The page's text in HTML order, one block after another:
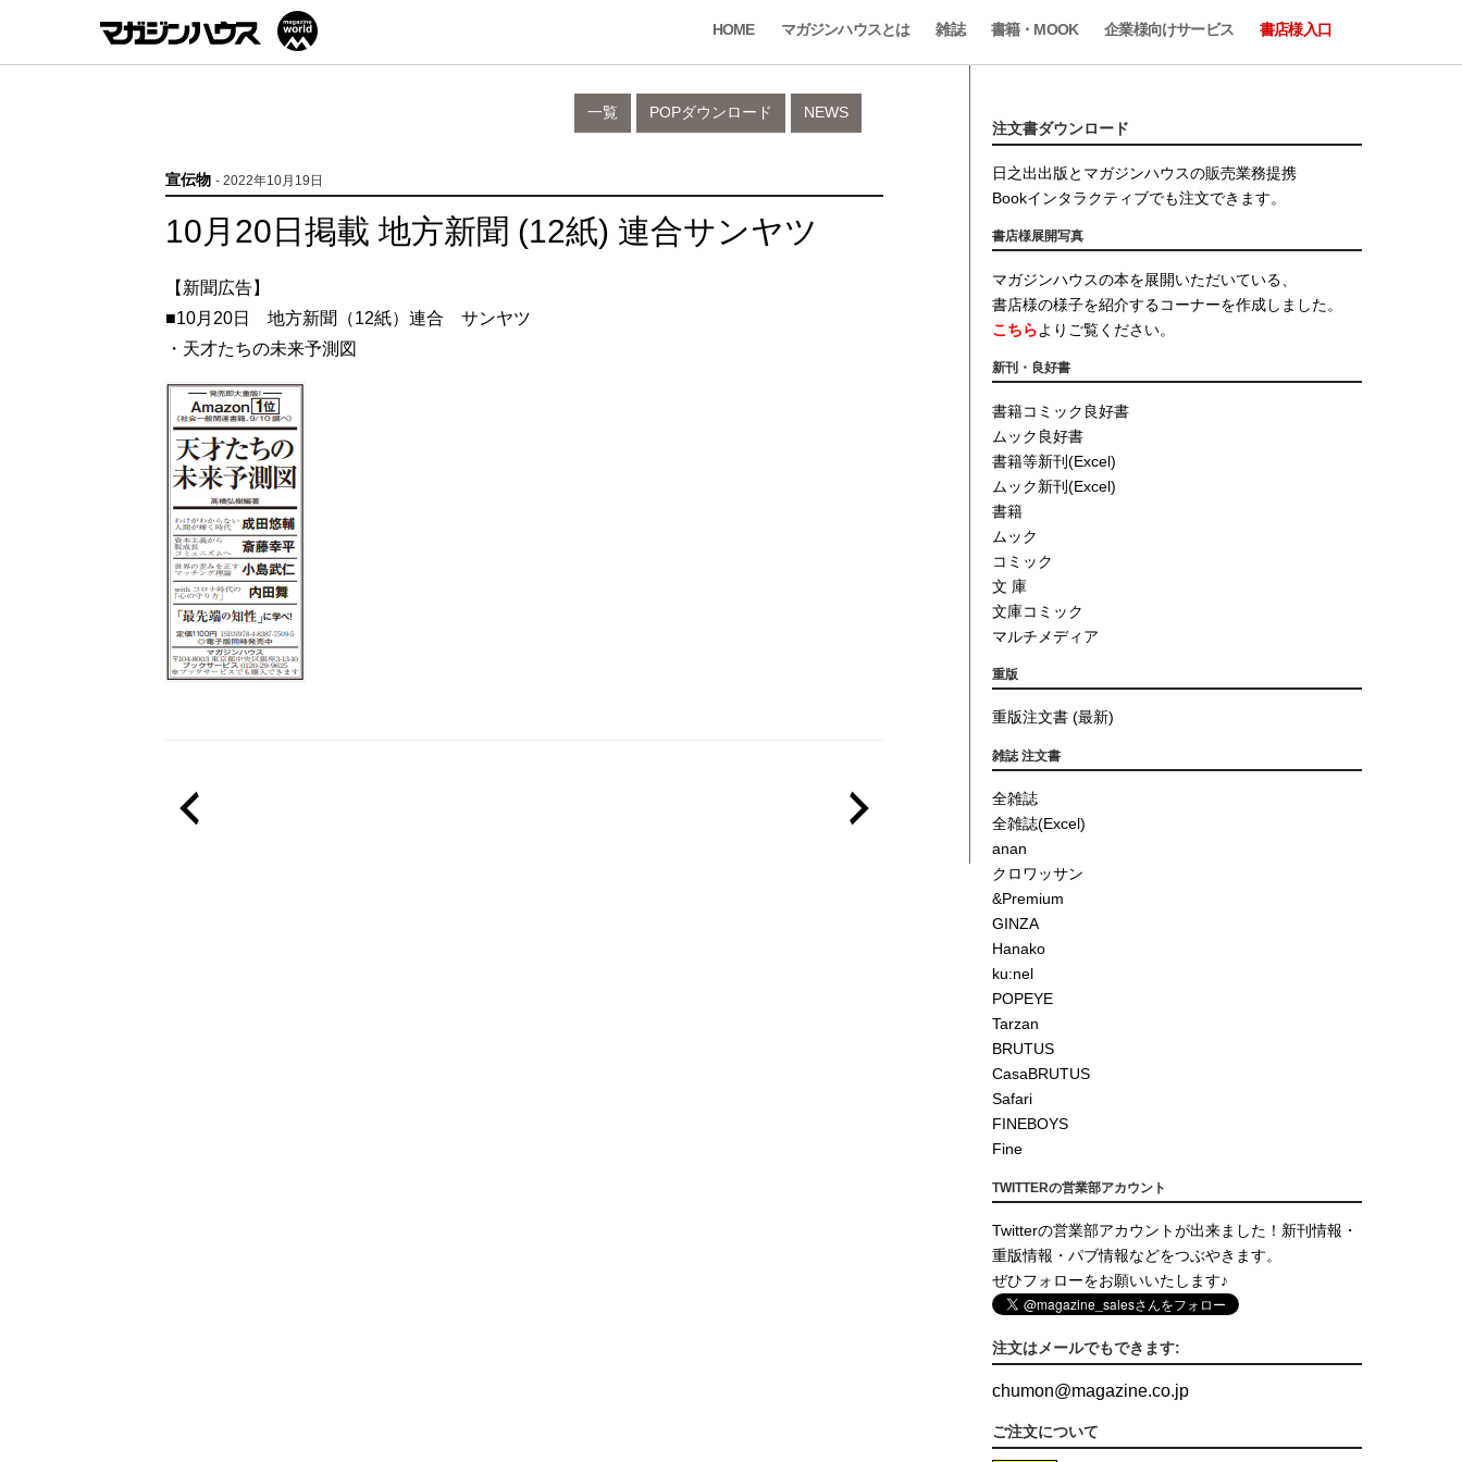
HOME マガジンハウスとは 雑誌 書籍・MOOK 企業様向けサービス 書店様入口
NEWS
POPダウンロード
一覧
宣伝物 - 2022年10月19日
10月20日掲載 地方新聞 (12紙) 連合サンヤツ
【新聞広告】
■10月20日 地方新聞（12紙）連合 サンヤツ
・天才たちの未来予測図
注文書ダウンロード
日之出出版とマガジンハウスの販売業務提携
Bookインタラクティブでも注文できます。
書店様展開写真
マガジンハウスの本を展開いただいている、
書店様の様子を紹介するコーナーを作成しました。
こちらよりご覧ください。
新刊・良好書
書籍コミック良好書
ムック良好書
書籍等新刊(Excel)
ムック新刊(Excel)
書籍
ムック
コミック
文 庫
文庫コミック
マルチメディア
重版
重版注文書 (最新)
雑誌 注文書
全雑誌
全雑誌(Excel)
anan
クロワッサン
&Premium
GINZA
Hanako
ku:nel
POPEYE
Tarzan
BRUTUS
CasaBRUTUS
Safari
FINEBOYS
Fine
TWITTERの営業部アカウント
Twitterの営業部アカウントが出来ました！新刊情報・
重版情報・パブ情報などをつぶやきます。
ぜひフォローをお願いいたします♪
注文はメールでもできます:
chumon@magazine.co.jp
ご注文について